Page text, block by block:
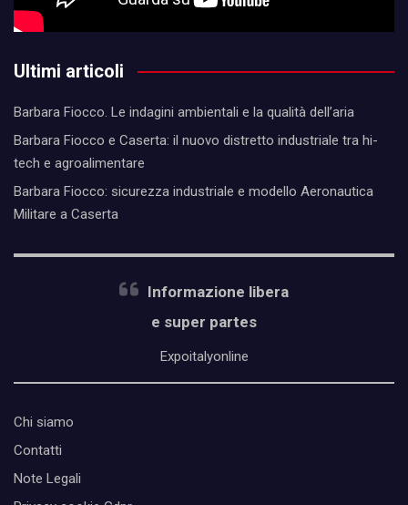
Ultimi articoli
Barbara Fiocco. Le indagini ambientali e la qualità dell’aria
Barbara Fiocco e Caserta: il nuovo distretto industriale tra hi-
tech e agroalimentare
Barbara Fiocco: sicurezza industriale e modello Aeronautica
Militare a Caserta
Informazione libera
e super partes
Expoitalyonline
Chi siamo
Contatti
Note Legali